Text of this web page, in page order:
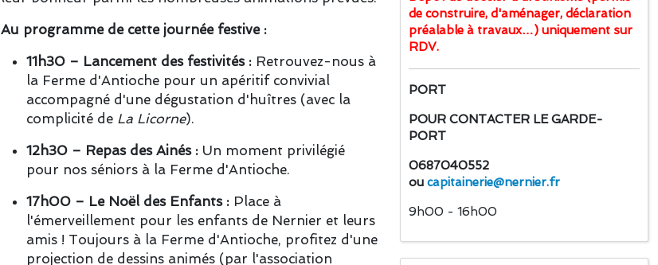
Au programme de cette journée festive :
11h30 – Lancement des festivités : Retrouvez-nous à
la Ferme d'Antioche pour un apéritif convivial
accompagné d'une dégustation d'huîtres (avec la
complicité de La Licorne).
12h30 – Repas des Ainés : Un moment privilégié
pour nos séniors à la Ferme d'Antioche.
17h00 – Le Noël des Enfants : Place à
l'émerveillement pour les enfants de Nernier et leurs
amis ! Toujours à la Ferme d'Antioche, profitez d'une
projection de dessins animés (par l'association
de construire, d'aménager, déclaration
préalable à travaux…) uniquement sur
RDV.
PORT
POUR CONTACTER LE GARDE-
PORT
0687040552
ou capitainerie@nernier.fr
9h00 - 16h00